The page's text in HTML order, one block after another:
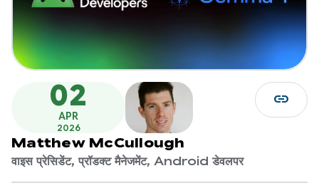
02
APR
2026
Matthew McCullough
वाइस प्रेसिडेंट, प्रॉडक्ट मैनेजमेंट, Android डेवलपर
link